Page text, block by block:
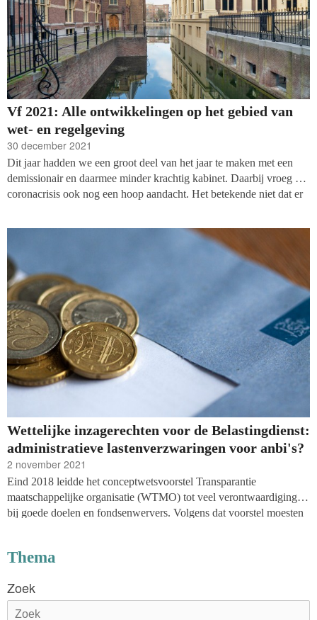
Vf 2021: Alle ontwikkelingen op het gebied van
wet- en regelgeving
30 december 2021
Dit jaar hadden we een groot deel van het jaar te maken met een
demissionair en daarmee minder krachtig kabinet. Daarbij vroeg de
coronacrisis ook nog een hoop aandacht. Het betekende niet dat er
van legislatie op een rijtje, nog lopend én al afgesloten.
Wettelijke inzagerechten voor de Belastingdienst:
administratieve lastenverzwaringen voor anbi's?
2 november 2021
Eind 2018 leidde het conceptwetsvoorstel Transparantie
maatschappelijke organisatie (WTMO) tot veel verontwaardiging
bij goede doelen en fondsenwervers. Volgens dat voorstel moesten
maken. De vele negatieve reacties zorgden ervoor dat die
is geschrapt.
Thema
Zoek